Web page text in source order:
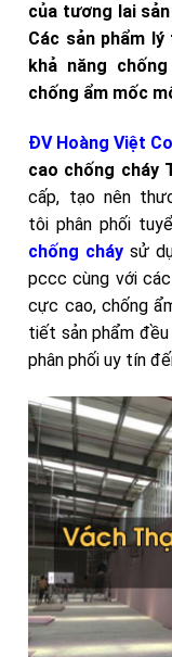
của tương lai
Các sản phẩm
khả năng
chống ẩm mốc
ĐV Hoàng Việt
cao chống cháy
cấp, tạo nên
tôi phân phối
chống cháy sử
pccc cùng với
cực cao, chống
tiết sản phẩm
phân phối uy tín